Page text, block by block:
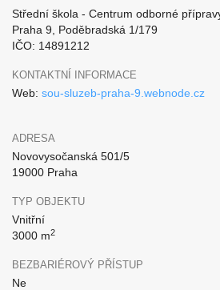
Střední škola - Centrum odborné
Praha 9, Poděbradská 1/179
IČO: 14891212
KONTAKTNÍ INFORMACE
Web: sou-sluzeb-praha-9.webnode.cz
ADRESA
Novovysočanská 501/5
19000 Praha
TYP OBJEKTU
Vnitřní
3000 m2
BEZBARIÉROVÝ PŘÍSTUP
Ne